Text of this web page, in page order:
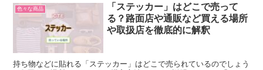
色々な商品
「ステッカー」はどこで売って
る？路面店や通販など買える場所
や取扱店を徹底的に解釈
持ち物などに貼れる「ステッカー」はどこで売られているのでしょう